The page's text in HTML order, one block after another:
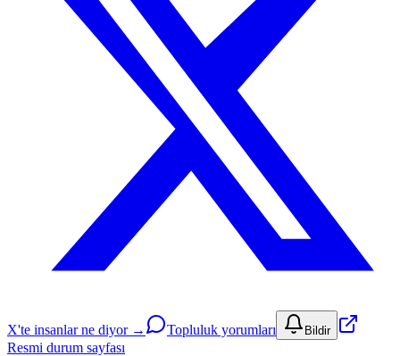
X'te insanlar ne diyor → Topluluk yorumları Bildir
Resmi durum sayfası